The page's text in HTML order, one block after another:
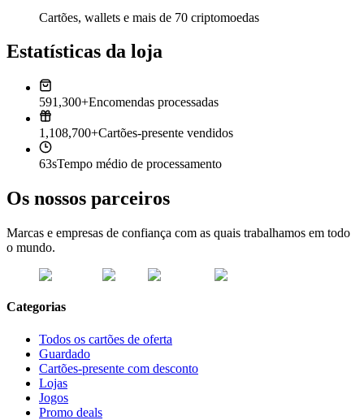
Cartões, wallets e mais de 70 criptomoedas
Estatísticas da loja
591,300+Encomendas processadas
1,108,700+Cartões-presente vendidos
63sTempo médio de processamento
Os nossos parceiros
Marcas e empresas de confiança com as quais trabalhamos em todo
o mundo.
Categorias
Todos os cartões de oferta
Guardado
Cartões-presente com desconto
Lojas
Jogos
Promo deals